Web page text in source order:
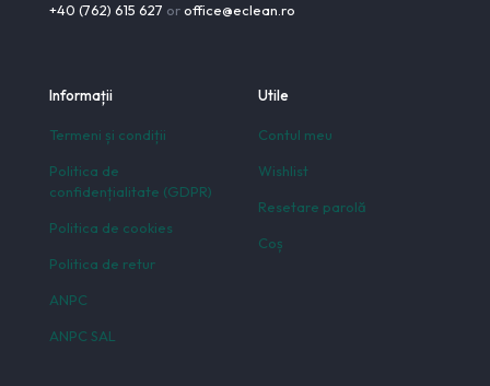
+40 (762) 615 627 oroffice@eclean.ro
Informații
Termeni și condiții
Politica de
confidențialitate (GDPR)
Politica de cookies
Politica de retur
ANPC
ANPC SAL
Utile
Contul meu
Wishlist
Resetare parolă
Coș